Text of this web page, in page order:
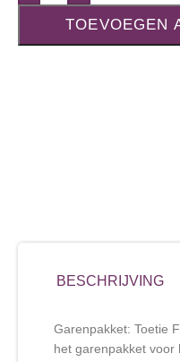
TOEVOEGEN
BESCHRIJVING
Garenpakket: Toetie
het garenpakket voor